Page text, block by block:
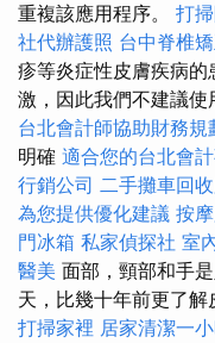
重複該應用程序。 打
社代辦護照 台中脊椎
疹等炎症性皮膚疾病
激，因此我們不建議使
台北會計師協助財務規
明確 適合您的台北會
行銷公司 二手攤車回
為您提供優化建議 按
門冰箱 私家偵探社 室
醫美 面部，頸部和手
天，比幾十年前更了
打掃家裡 居家清潔一